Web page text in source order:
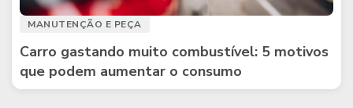
MANUTENÇÃO E PEÇA
Carro gastando muito combustível: 5 motivos
que podem aumentar o consumo